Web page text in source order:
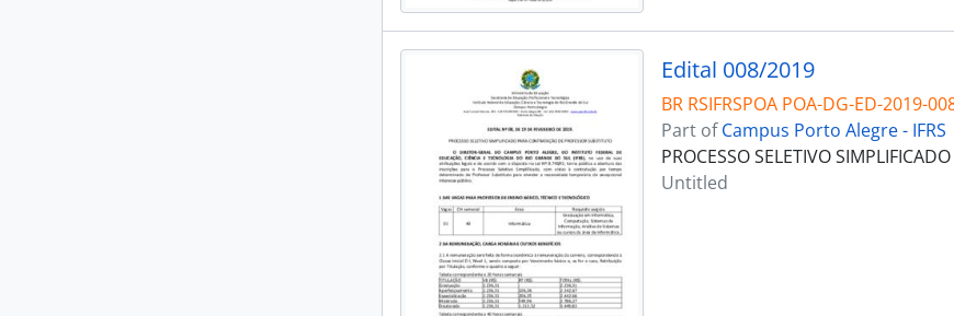
Edital 008/2019
BR RSIFRSPOA POA-DG-ED-2019-
Part ofCampus Porto Alegre - IFRS
PROCESSO SELETIVO
Untitled